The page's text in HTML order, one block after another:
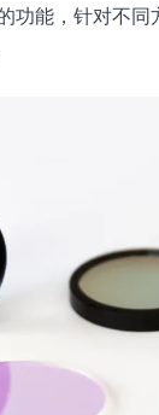
功能，针对不同